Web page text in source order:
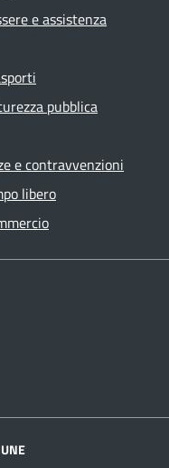
e assistenza
pubblica
e contravvenzioni
libero